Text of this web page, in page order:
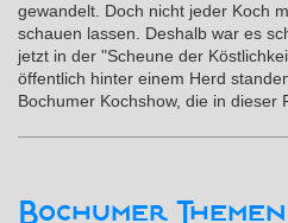
gewandelt. Doch nicht jeder Koch
schauen lassen. Deshalb war es
jetzt in der "Scheune der
öffentlich hinter einem Herd
Bochumer Kochshow, die in dieser
Bochumer Themen